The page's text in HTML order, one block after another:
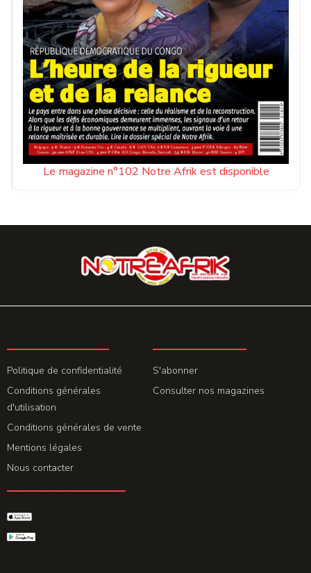
Le magazine n°102 Notre Afrik est disponible
Politique de confidentialité
Conditions générales
d'utilisation
Conditions générales de vente
Mentions légales
Nous contacter
S'abonner
Consulter nos magazines